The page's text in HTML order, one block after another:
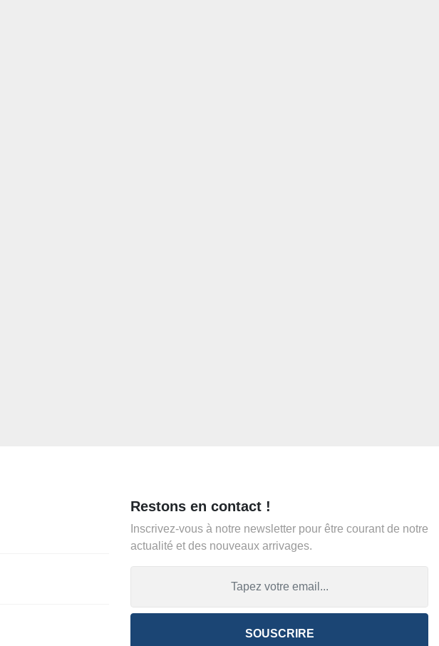
Restons en contact !
Inscrivez-vous à notre newsletter pour être courant de notre
actualité et des nouveaux arrivages.
SOUSCRIRE